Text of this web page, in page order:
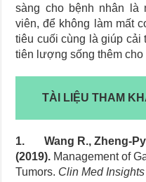
sàng cho bệnh nhân là
viên, để không làm mất
tiêu cuối cùng là giúp cải
tiên lượng sống thêm cho
TÀI LIỆU THAM
1. Wang R., Zheng-
(2019). Management of
Tumors. Clin Med